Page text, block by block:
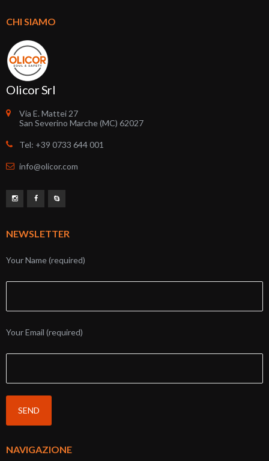
CHI SIAMO
Olicor Srl
Via E. Mattei 27
San Severino Marche (MC) 62027
Tel: +39 0733 644 001
info@olicor.com
NEWSLETTER
Your Name (required)
Your Email (required)
NAVIGAZIONE